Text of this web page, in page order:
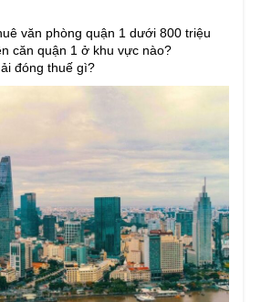
văn phòng quận 1 dưới 800 triệu
căn quận 1 ở khu vực nào?
đóng thuế gì?